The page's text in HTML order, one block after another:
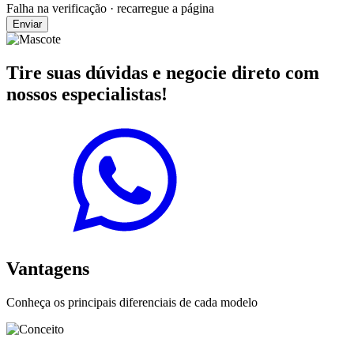
Falha na verificação · recarregue a página
Enviar
Tire suas dúvidas e negocie direto com
nossos especialistas!
Vantagens
Conheça os principais diferenciais de cada modelo